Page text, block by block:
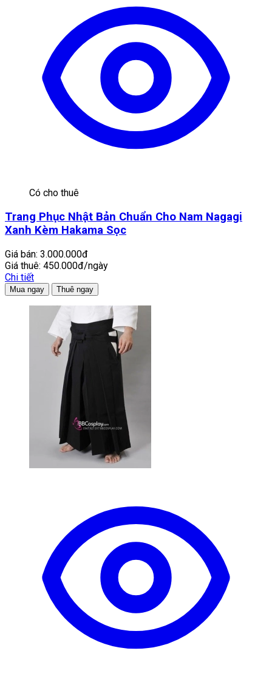
Có cho thuê
Trang Phục Nhật Bản Chuẩn Cho Nam Nagagi
Xanh Kèm Hakama Sọc
Giá bán: 3.000.000đ
Giá thuê: 450.000đ/ngày
Chi tiết
Mua ngay Thuê ngay